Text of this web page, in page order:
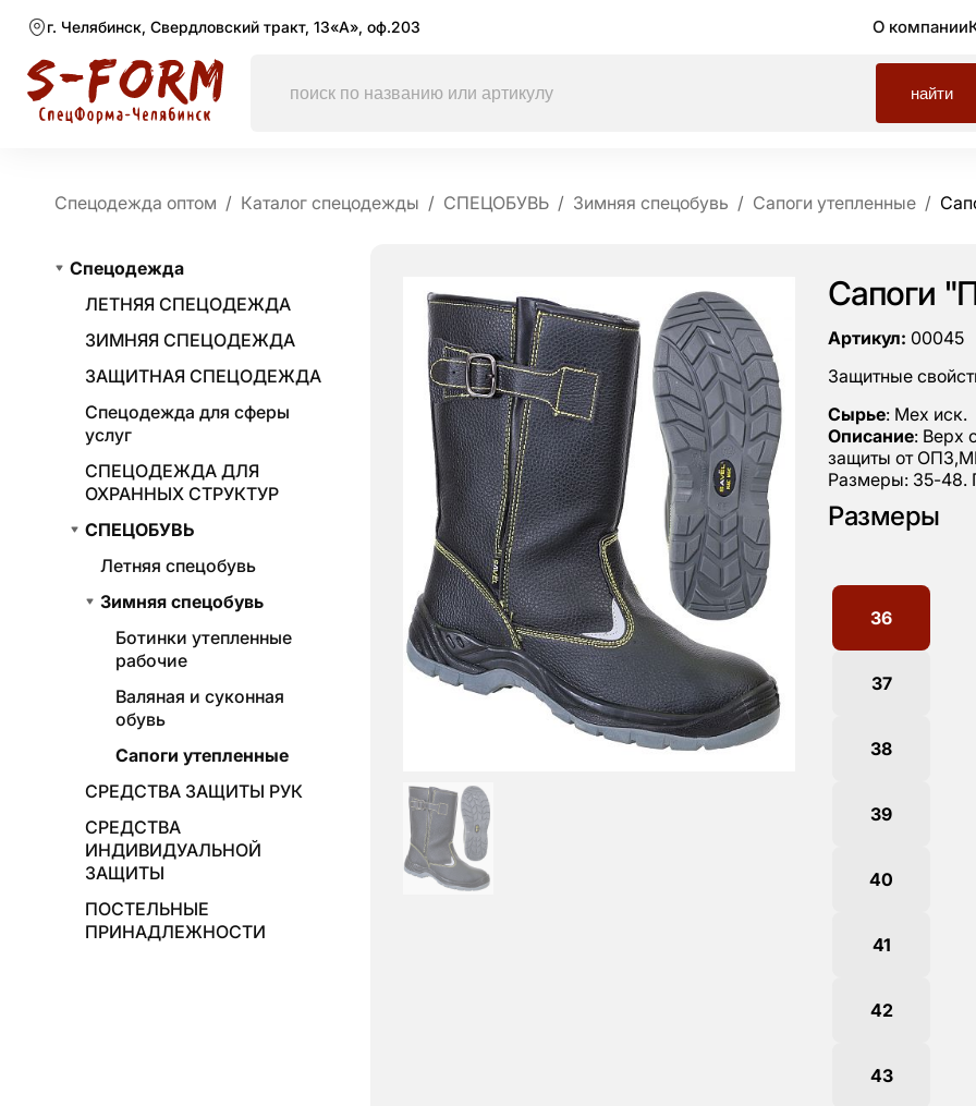
г. Челябинск, Свердловский тракт, 13«А», оф.203 О компании
найти
Спецодежда оптом Каталог спецодежды СПЕЦОБУВЬ Зимняя спецобувь Сапоги утепленные
Спецодежда
ЛЕТНЯЯ СПЕЦОДЕЖДА
ЗИМНЯЯ СПЕЦОДЕЖДА
ЗАЩИТНАЯ СПЕЦОДЕЖДА
Спецодежда для сферы
услуг
СПЕЦОДЕЖДА ДЛЯ
ОХРАННЫХ СТРУКТУР
СПЕЦОБУВЬ
Летняя спецобувь
Зимняя спецобувь
Ботинки утепленные
рабочие
Валяная и суконная
обувь
Сапоги утепленные
СРЕДСТВА ЗАЩИТЫ РУК
СРЕДСТВА
ИНДИВИДУАЛЬНОЙ
ЗАЩИТЫ
ПОСТЕЛЬНЫЕ
ПРИНАДЛЕЖНОСТИ
Сапоги
Артикул: 00045
Защитные
Сырье: Мех иск.
Описание: Верх
защиты от
Размеры: 35-48.
Размеры
36
37
38
39
40
41
42
43